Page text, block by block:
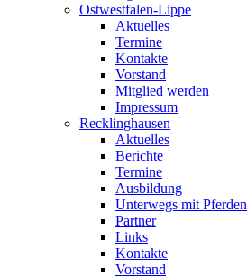
Ostwestfalen-Lippe
Aktuelles
Termine
Kontakte
Vorstand
Mitglied werden
Impressum
Recklinghausen
Aktuelles
Berichte
Termine
Ausbildung
Unterwegs mit Pferden
Partner
Links
Kontakte
Vorstand